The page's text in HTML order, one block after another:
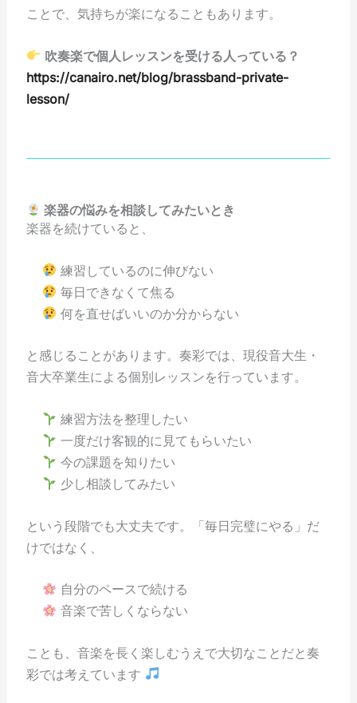
ことで、気持ちが楽になることもあります。
吹奏楽で個人レッスンを受ける人っている？
https://canairo.net/blog/brassband-private-
lesson/
楽器の悩みを相談してみたいとき
楽器を続けていると、
練習しているのに伸びない
毎日できなくて焦る
何を直せばいいのか分からない
と感じることがあります。奏彩では、現役音大生・
音大卒業生による個別レッスンを行っています。
練習方法を整理したい
一度だけ客観的に見てもらいたい
今の課題を知りたい
少し相談してみたい
という段階でも大丈夫です。「毎日完璧にやる」だ
けではなく、
自分のペースで続ける
音楽で苦しくならない
ことも、音楽を長く楽しむうえで大切なことだと奏
彩では考えています